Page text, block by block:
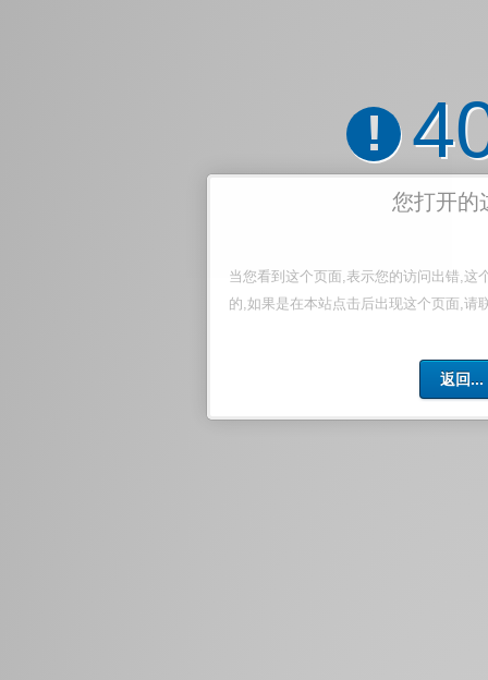
!
您打开的
当您看到这个页面,表示您的访问出错,这
的,如果是在本站点击后出现这个页面,请
返回...